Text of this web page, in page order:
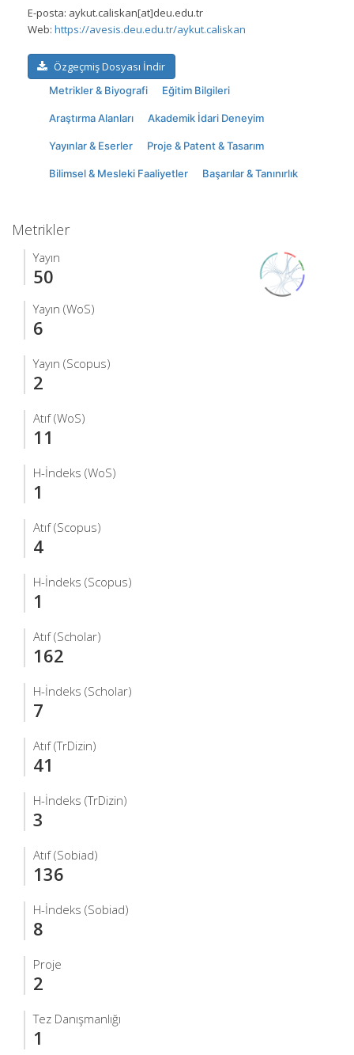
E-posta: aykut.caliskan[at]deu.edu.tr
Web: https://avesis.deu.edu.tr/aykut.caliskan
Özgeçmiş Dosyası İndir
Metrikler & Biyografi Eğitim Bilgileri
Araştırma Alanları Akademik İdari Deneyim
Yayınlar & Eserler Proje & Patent & Tasarım
Bilimsel & Mesleki Faaliyetler Başarılar & Tanınırlık
Metrikler
Yayın
50
Yayın (WoS)
6
Yayın (Scopus)
2
Atıf (WoS)
11
H-İndeks (WoS)
1
Atıf (Scopus)
4
H-İndeks (Scopus)
1
Atıf (Scholar)
162
H-İndeks (Scholar)
7
Atıf (TrDizin)
41
H-İndeks (TrDizin)
3
Atıf (Sobiad)
136
H-İndeks (Sobiad)
8
Proje
2
Tez Danışmanlığı
1